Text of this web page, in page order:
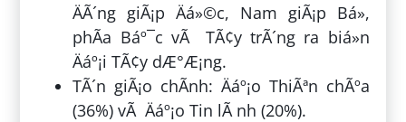
ÄÃ´ng giÃ¡p Äá»©c, Nam giÃ¡p Bá»,
phÃ­a Báº¯c vÃ TÃ¢y trÃ´ng ra biá»n
Äáº¡i TÃ¢y dÆ°Æ¡ng.
TÃ´n giÃ¡o chÃ­nh: Äáº¡o ThiÃªn chÃºa
(36%) vÃ Äáº¡o Tin lÃ nh (20%).